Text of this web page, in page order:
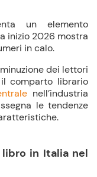
un elemento
inizio 2026 mostra
in calo.
dei lettori
comparto librario
nell’industria
le tendenze
in Italia nel